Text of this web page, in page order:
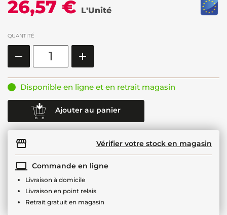
26,57 € L'Unité
QUANTITÉ
Disponible en ligne et en retrait magasin
Ajouter au panier
Vérifier votre stock en magasin
Commande en ligne
Livraison à domicile
Livraison en point relais
Retrait gratuit en magasin